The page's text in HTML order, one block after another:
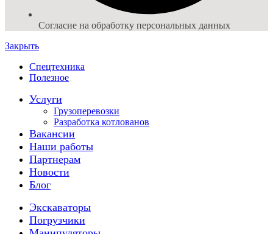
Согласие на обработку персональных данных
Закрыть
Спецтехника
Полезное
Услуги
Грузоперевозки
Разработка котлованов
Вакансии
Наши работы
Партнерам
Новости
Блог
Экскаваторы
Погрузчики